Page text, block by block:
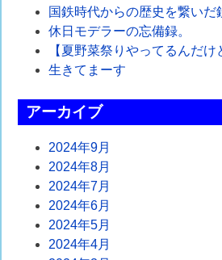
シ
国鉄時代からの歴史を繋いだ
休日モデラーの忘備録。
【夏野菜祭りやってるんだけ
生きてまーす
アーカイブ
2024年9月
2024年8月
2024年7月
2024年6月
2024年5月
2024年4月